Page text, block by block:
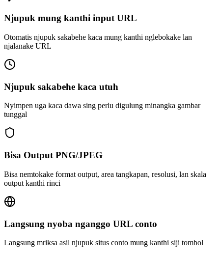
Njupuk mung kanthi input URL
Otomatis njupuk sakabehe kaca mung kanthi nglebokake lan
njalanake URL
Njupuk sakabehe kaca utuh
Nyimpen uga kaca dawa sing perlu digulung minangka gambar
tunggal
Bisa Output PNG/JPEG
Bisa nemtokake format output, area tangkapan, resolusi, lan skala
output kanthi rinci
Langsung nyoba nganggo URL conto
Langsung mriksa asil njupuk situs conto mung kanthi siji tombol